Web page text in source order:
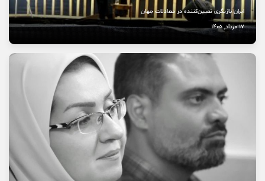
ایران بازیگری تعیین‌کننده در معادلات جهان
17 مرداد, 1405